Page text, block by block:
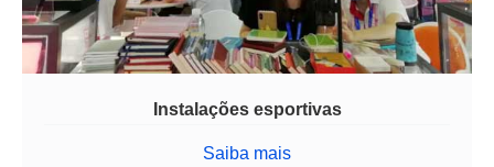
Instalações esportivas
Saiba mais